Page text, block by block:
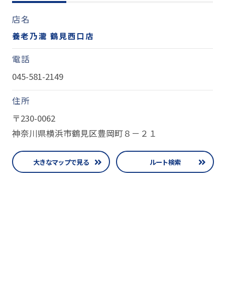
店名
養老乃瀧 鶴見西口店
電話
045-581-2149
住所
〒230-0062
神奈川県横浜市鶴見区豊岡町８－２１
大きなマップで見る ルート検索